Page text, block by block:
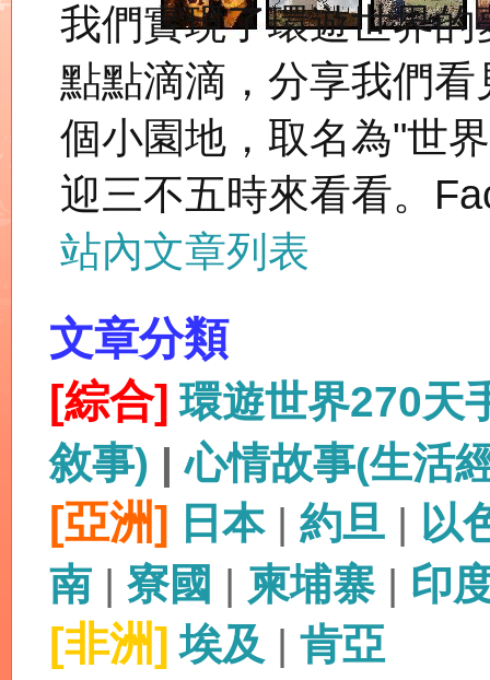
我們實現了環遊世界
點點滴滴，分享我們
個小園地，取名為"世
迎三不五時來看看。
站內文章列表
文章分類
[綜合] 環遊世界270天
敘事) |心情故事(生活
[亞洲] 日本| 約旦 | 以
南 | 寮國 | 柬埔寨| 印
[非洲] 埃及 | 肯亞